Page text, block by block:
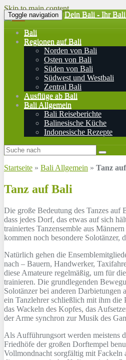
Skip to main content
Toggle navigation Dein Bali - Ihr Bali
Bali
Regionen auf Bali
Norden von Bali
Osten von Bali
Süden von Bali
Südwest und Westbali
Zentral Bali
Ausflüge ab Bali
Bali Allgemein
Bali Reiseberichte
Balinesische Küche
Indonesische Rezepte
Startseite » Bali Allgemein » Tanz
Tanz auf Bali
Die große Bedeutung des Tanzes auf
dass jedes Dorf, das etwas auf sich
trainiertes Tanzensemble aus
kommen noch besondere Solotänzer,
Natürlich gehen die
nach – Bauern, Handwerker,
diese Amateure regelmäßig, um für
trainieren. Die grundlegenden
Solotänzer bei anderen Darbietungen
ein Tanzlehrer schließlich mit ihm die
das Wackeln des Kopfes, das
der Arme synchron zur Musik des
Als Aufführungsort werden meistens
Friedhöfe der großen Dorftempel
Vollmondnacht sorgfältig mit Fackeln